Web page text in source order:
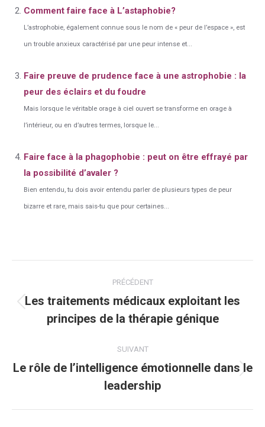
Comment faire face à L’astaphobie?
L’astrophobie, également connue sous le nom de « peur de l’espace », est
un trouble anxieux caractérisé par une peur intense et...
Faire preuve de prudence face à une astrophobie : la
peur des éclairs et du foudre
Mais lorsque le véritable orage à ciel ouvert se transforme en orage à
l’intérieur, ou en d’autres termes, lorsque le...
Faire face à la phagophobie : peut on être effrayé par
la possibilité d’avaler ?
Bien entendu, tu dois avoir entendu parler de plusieurs types de peur
bizarre et rare, mais sais-tu que pour certaines...
article
PRÉCÉDENT
Article
précédent
Les traitements médicaux exploitant les
principes de la thérapie génique
SUIVANT
Article
suivant
:
Le rôle de l’intelligence émotionnelle dans le
leadership